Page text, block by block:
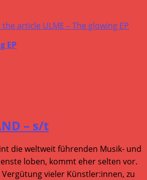
EP
– s/t
die weltweit führenden Musik- und
loben, kommt eher selten vor.
vieler Künstler:innen, zu